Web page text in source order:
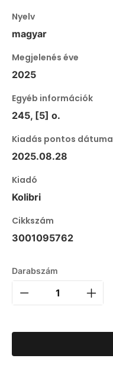
Nyelv
magyar
Megjelenés éve
2025
Egyéb információk
245, [5] o.
Kiadás pontos dátuma
2025.08.28
Kiadó
Kolibri
Cikkszám
3001095762
Darabszám